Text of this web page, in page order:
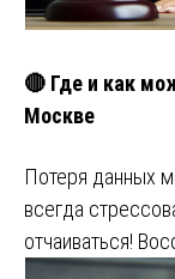
🔴 Где и как
Москве
Потеря данных
всегда
отчаиваться!